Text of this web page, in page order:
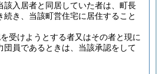
該入居者と同居していた者は、町長
続き、当該町営住宅に居住すること
受けようとする者又はその者と現に
団員であるときは、当該承認をして